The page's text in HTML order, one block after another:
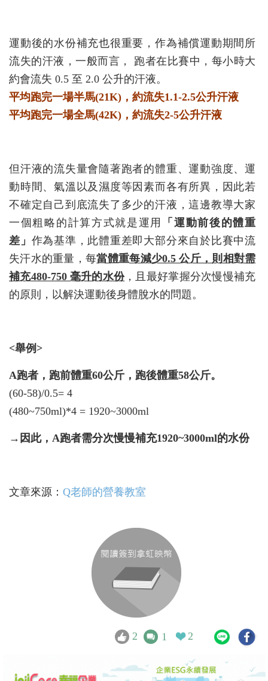
運動後的水份補充也很重要，作為補償運動期間所
流失的汗液，一般而言， 跑者在比賽中，每小時大
約會流失 0.5 至 2.0 公升的汗液。
平均跑完一場半馬(21K)，約流失1.1-2.5公升汗液
平均跑完一場全馬(42K)，約流失2-5公升汗液
但汗液的流失量會隨著跑者的體重、運動強度、運
動時間、氣溫以及濕度等因素而各有所異，因此若
不確定自己到底流失了多少的汗液，這邊教導大家
一個粗略的計算方式就是運用
「運動前後的體重
差」 作為基準，此體重差即大部分來自於比賽中流
失汗水的重量，每當體重每減少0.5 公斤，則相對需
補充480-750 毫升的水份，且最好掌握分次慢慢補充
的原則，以解決運動後身體脫水的問題。
<舉例>
A跑者，跑前體重60公斤，跑後體重58公斤。
(60-58)/0.5= 4
(480~750ml)*4 = 1920~3000ml
→因此，A跑者需分次慢慢補充1920~3000ml的水份
文章來源： Q老師的營養教室
2 1 2